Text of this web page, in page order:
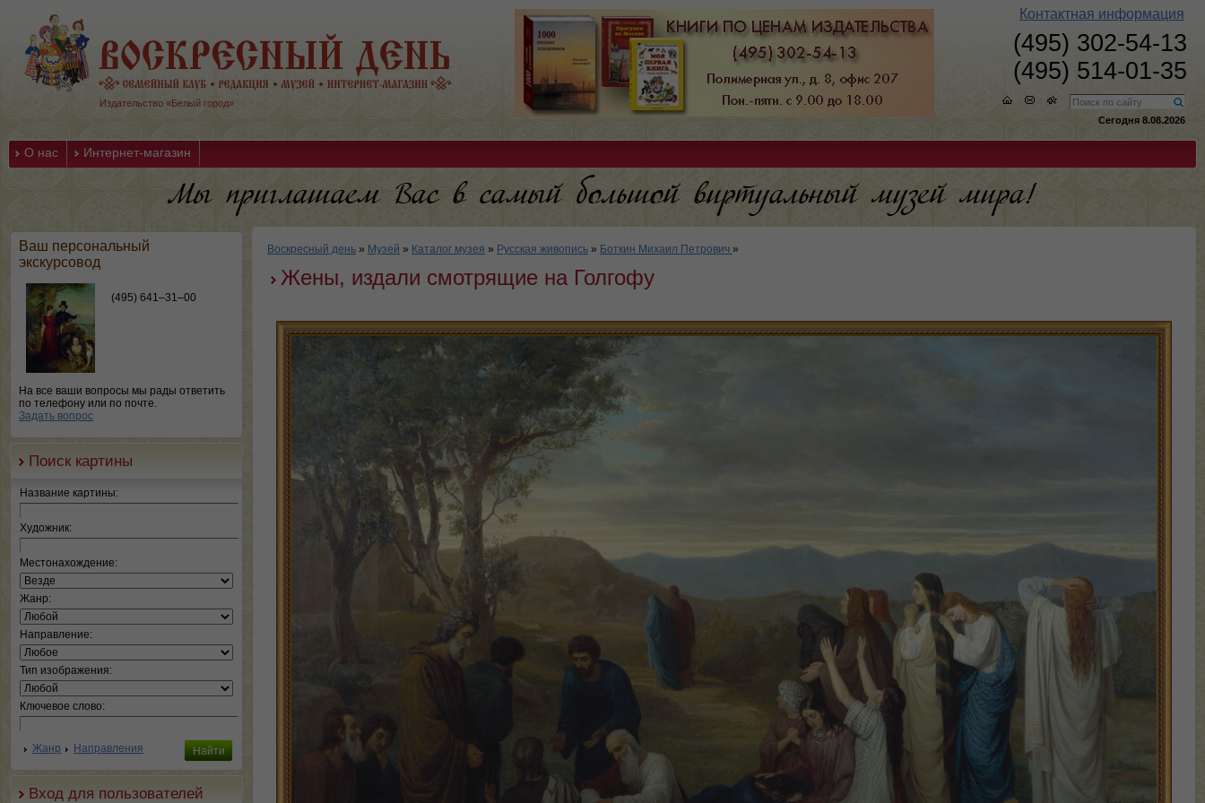
Издательство «Белый город»
Контактная информация
(495) 302-54-13
(495) 514-01-35
Сегодня 8.08.2026
О нас Интернет-магазин
Ваш персональный
экскурсовод
(495) 641–31–00
На все ваши вопросы мы рады ответить
по телефону или по почте.
Задать вопрос
Поиск картины
Название картины:
Художник:
Местонахождение:
Жанр:
Направление:
Тип изображения:
Ключевое слово:
Жанр Направления
Вход для пользователей
Воскресный день » Музей » Каталог музея » Русская живопись » Боткин Михаил Петрович »
Жены, издали смотрящие на Голгофу